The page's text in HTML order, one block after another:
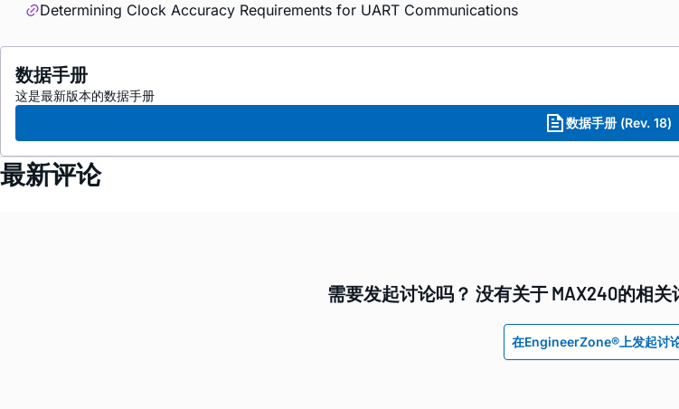
Determining Clock Accuracy Requirements for UART Communications
数据手册
这是最新版本的数据手册
数据手册 (Rev. 18)
最新评论
需要发起讨论吗？ 没有关于 MAX240的相
在EngineerZone®上发起讨